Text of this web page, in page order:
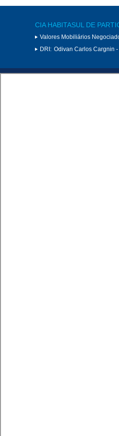
CIA HABITASUL DE
Valores Mobiliários
DRI: Odivan Carlos Cargnin -